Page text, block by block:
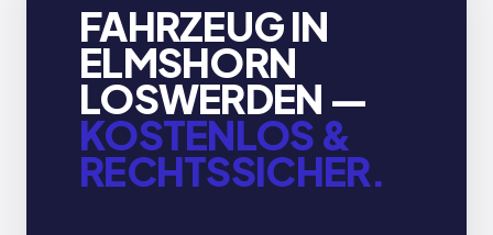
FAHRZEUG IN
ELMSHORN
LOSWERDEN —
KOSTENLOS &
RECHTSSICHER.